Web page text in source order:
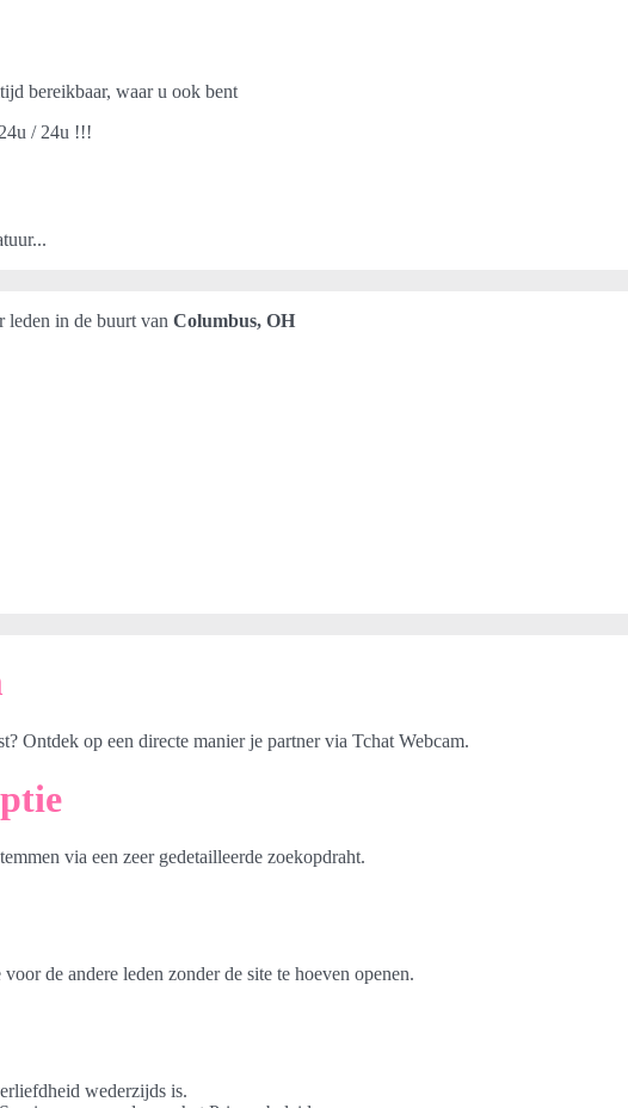
bereikbaar, waar u ook bent
/ 24u !!!
leden in de buurt van Columbus, OH
Ontdek op een directe manier je partner via Tchat Webcam.
via een zeer gedetailleerde zoekopdraht.
de andere leden zonder de site te hoeven openen.
wederzijds is.